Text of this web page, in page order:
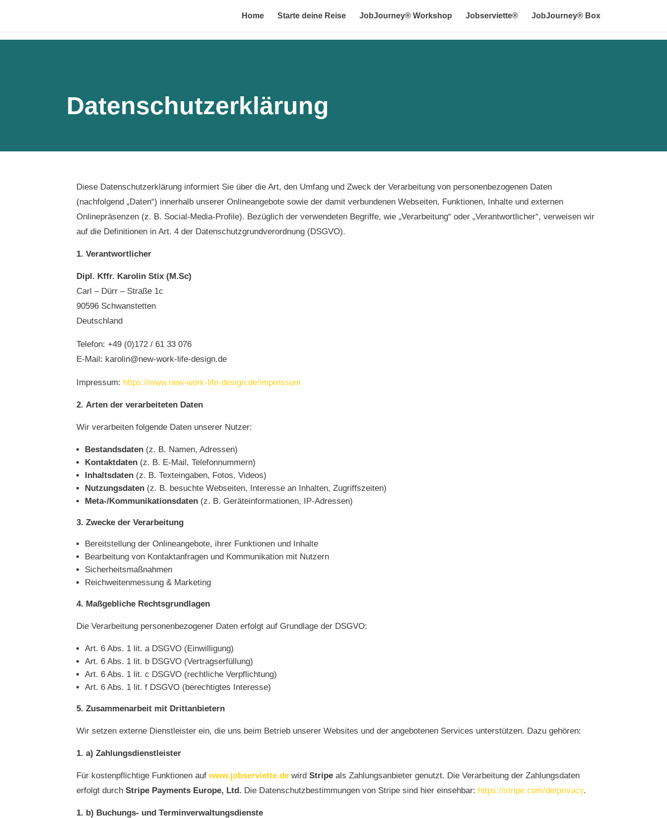
Home Starte deine Reise JobJourney® Workshop Jobserviette® JobJourney® Box
Datenschutzerklärung
Diese Datenschutzerklärung informiert Sie über die Art, den Umfang und Zweck der Verarbeitung von personenbezogenen Daten
(nachfolgend „Daten“) innerhalb unserer Onlineangebote sowie der damit verbundenen Webseiten, Funktionen, Inhalte und externen
Onlinepräsenzen (z. B. Social-Media-Profile). Bezüglich der verwendeten Begriffe, wie „Verarbeitung“ oder „Verantwortlicher“, verweisen wir
auf die Definitionen in Art. 4 der Datenschutzgrundverordnung (DSGVO).
Verantwortlicher
Dipl. Kffr. Karolin Stix (M.Sc)
Carl – Dürr – Straße 1c
90596 Schwanstetten
Deutschland
Telefon: +49 (0)172 / 61 33 076
E-Mail: karolin@new-work-life-design.de
Impressum: https://www.new-work-life-design.de/impressum
Arten der verarbeiteten Daten
Wir verarbeiten folgende Daten unserer Nutzer:
Bestandsdaten (z. B. Namen, Adressen)
Kontaktdaten (z. B. E-Mail, Telefonnummern)
Inhaltsdaten (z. B. Texteingaben, Fotos, Videos)
Nutzungsdaten (z. B. besuchte Webseiten, Interesse an Inhalten, Zugriffszeiten)
Meta-/Kommunikationsdaten (z. B. Geräteinformationen, IP-Adressen)
Zwecke der Verarbeitung
Bereitstellung der Onlineangebote, ihrer Funktionen und Inhalte
Bearbeitung von Kontaktanfragen und Kommunikation mit Nutzern
Sicherheitsmaßnahmen
Reichweitenmessung & Marketing
Maßgebliche Rechtsgrundlagen
Die Verarbeitung personenbezogener Daten erfolgt auf Grundlage der DSGVO:
Art. 6 Abs. 1 lit. a DSGVO (Einwilligung)
Art. 6 Abs. 1 lit. b DSGVO (Vertragserfüllung)
Art. 6 Abs. 1 lit. c DSGVO (rechtliche Verpflichtung)
Art. 6 Abs. 1 lit. f DSGVO (berechtigtes Interesse)
Zusammenarbeit mit Drittanbietern
Wir setzen externe Dienstleister ein, die uns beim Betrieb unserer Websites und der angebotenen Services unterstützen. Dazu gehören:
a) Zahlungsdienstleister
Für kostenpflichtige Funktionen aufwww.jobserviette.de wirdStripe als Zahlungsanbieter genutzt. Die Verarbeitung der Zahlungsdaten
erfolgt durchStripe Payments Europe, Ltd. Die Datenschutzbestimmungen von Stripe sind hier einsehbar: https://stripe.com/de/privacy.
b) Buchungs- und Terminverwaltungsdienste